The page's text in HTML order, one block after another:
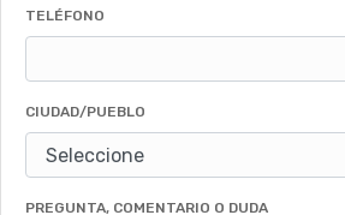
TELÉFONO
CIUDAD/PUEBLO
PREGUNTA, COMENTARIO O DUDA